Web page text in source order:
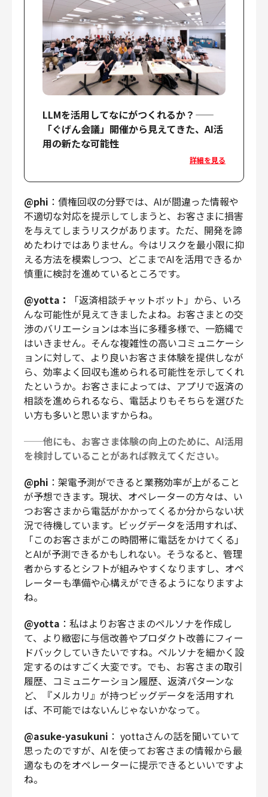
LLMを活用してなにがつくれるか？——
「ぐげん会議」開催から見えてきた、AI活
用の新たな可能性
詳細を見る
@phi ：債権回収の分野では、AIが間違った情報や
不適切な対応を提示してしまうと、お客さまに損害
を与えてしまうリスクがあります。ただ、開発を諦
めたわけではありません。今はリスクを最小限に抑
える方法を模索しつつ、どこまでAIを活用できるか
慎重に検討を進めているところです。
@yotta：
「返済相談チャットボット」から、いろ
んな可能性が見えてきましたよね。お客さまとの交
渉のバリエーションは本当に多種多様で、一筋縄で
はいきません。そんな複雑性の高いコミュニケーシ
ョンに対して、より良いお客さま体験を提供しなが
ら、効率よく回収も進められる可能性を示してくれ
たというか。お客さまによっては、アプリで返済の
相談を進められるなら、電話よりもそちらを選びた
い方も多いと思いますからね。
──他にも、お客さま体験の向上のために、AI活用
を検討していることがあれば教えてください。
@phi ：架電予測ができると業務効率が上がること
が予想できます。現状、オペレーターの方々は、い
つお客さまから電話がかかってくるか分からない状
況で待機しています。ビッグデータを活用すれば、
「このお客さまがこの時間帯に電話をかけてくる」
とAIが予測できるかもしれない。そうなると、管理
者からするとシフトが組みやすくなりますし、オペ
レーターも準備や心構えができるようになりますよ
ね。
@yotta ：私はよりお客さまのペルソナを作成し
て、より緻密に与信改善やプロダクト改善にフィー
ドバックしていきたいですね。ペルソナを細かく設
定するのはすごく大変です。でも、お客さまの取引
履歴、コミュニケーション履歴、返済パターンな
ど、『メルカリ』が持つビッグデータを活用すれ
ば、不可能ではないんじゃないかなって。
@asuke-yasukuni ： yottaさんの話を聞いていて
思ったのですが、AIを使ってお客さまの情報から最
適なものをオペレーターに提示できるといいですよ
ね。